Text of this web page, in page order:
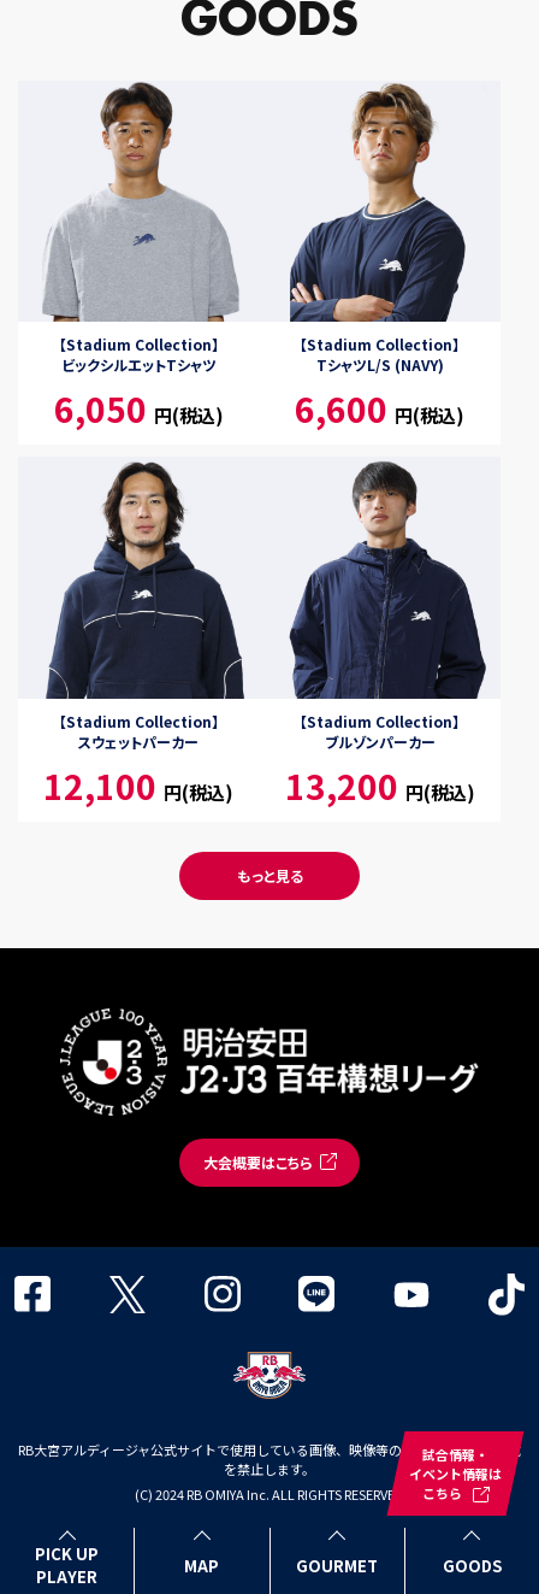
PICK UP
PLAYER
MAP GOURMET GOODS
試合情報・
イベント情報は
こちら
GOODS
【Stadium Collection】
ビックシルエットTシャツ
6,050 円(税込)
【Stadium Collection】
TシャツL/S (NAVY)
6,600 円(税込)
【Stadium Collection】
スウェットパーカー
12,100 円(税込)
【Stadium Collection】
ブルゾンパーカー
13,200 円(税込)
もっと見る
大会概要はこちら
RB大宮アルディージャ公式サイトで使用している画像、映像等の無断での複製・転載
を禁止します。
(C) 2024 RB OMIYA Inc. ALL RIGHTS RESERVED